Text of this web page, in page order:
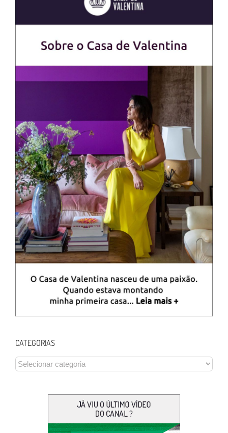
CATEGORIAS
CATEGORIAS